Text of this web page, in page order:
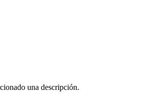
una descripción.